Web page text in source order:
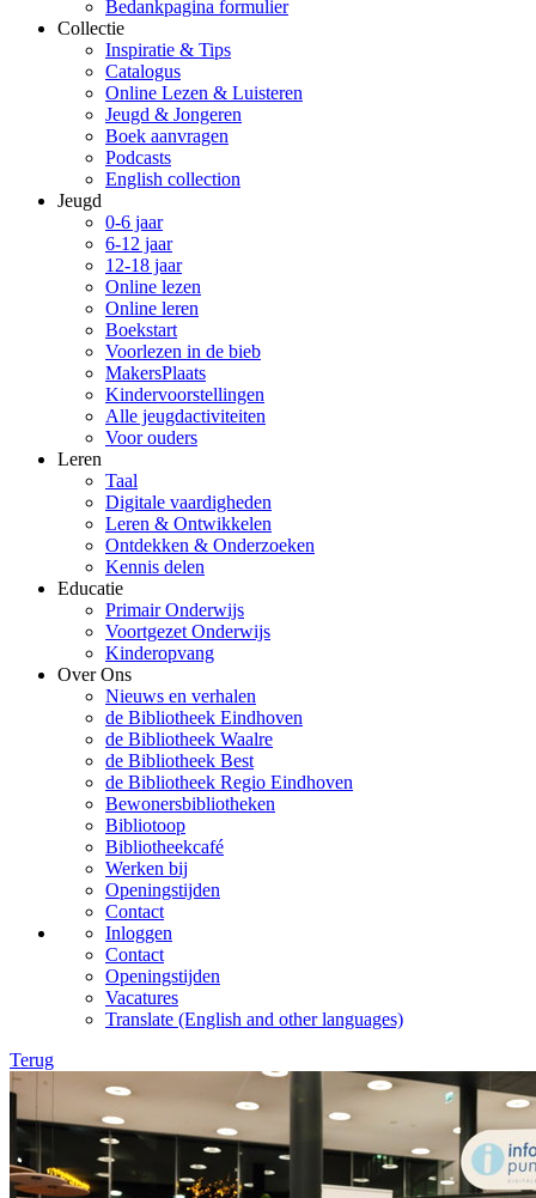
Bedankpagina formulier
Collectie
Inspiratie & Tips
Catalogus
Online Lezen & Luisteren
Jeugd & Jongeren
Boek aanvragen
Podcasts
English collection
Jeugd
0-6 jaar
6-12 jaar
12-18 jaar
Online lezen
Online leren
Boekstart
Voorlezen in de bieb
MakersPlaats
Kindervoorstellingen
Alle jeugdactiviteiten
Voor ouders
Leren
Taal
Digitale vaardigheden
Leren & Ontwikkelen
Ontdekken & Onderzoeken
Kennis delen
Educatie
Primair Onderwijs
Voortgezet Onderwijs
Kinderopvang
Over Ons
Nieuws en verhalen
de Bibliotheek Eindhoven
de Bibliotheek Waalre
de Bibliotheek Best
de Bibliotheek Regio Eindhoven
Bewonersbibliotheken
Bibliotoop
Bibliotheekcafé
Werken bij
Openingstijden
Contact
Inloggen
Contact
Openingstijden
Vacatures
Translate (English and other languages)
Terug